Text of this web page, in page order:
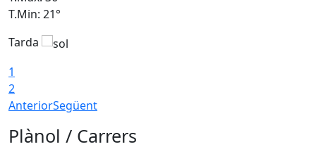
T.Min: 21°
Tarda
1
2
AnteriorSegüent
Plànol / Carrers